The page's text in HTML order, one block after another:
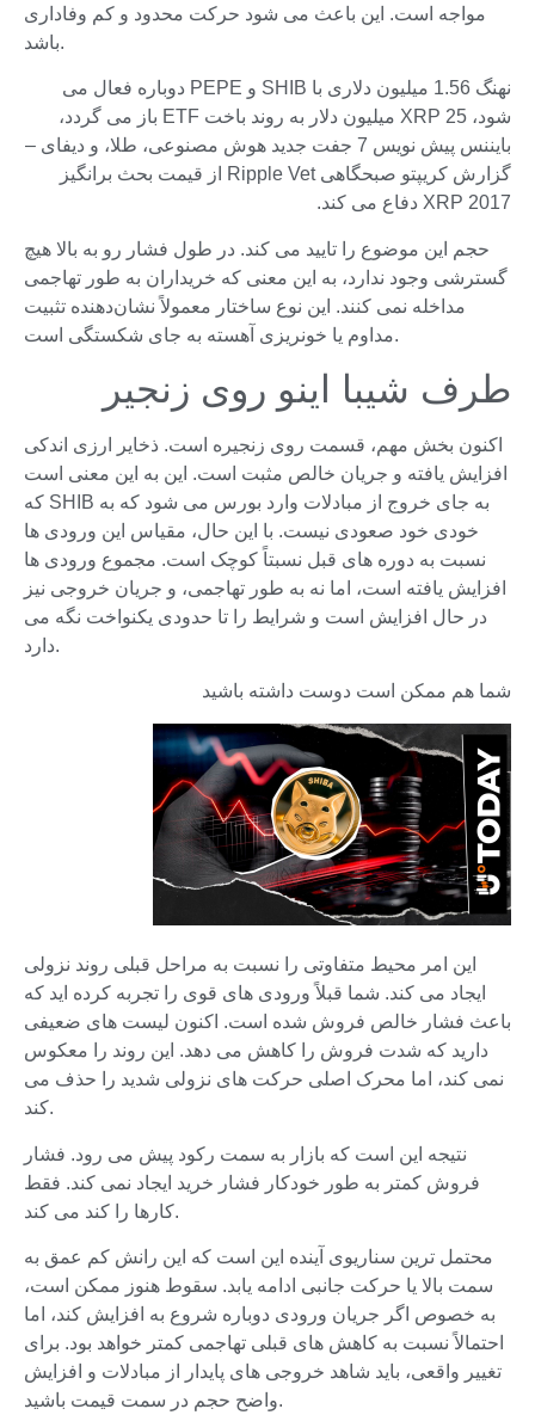
مواجه است. این باعث می شود حرکت محدود و کم وفاداری
باشد.
نهنگ 1.56 میلیون دلاری با SHIB و PEPE دوباره فعال می
شود، XRP 25 میلیون دلار به روند باخت ETF باز می گردد،
بایننس پیش نویس 7 جفت جدید هوش مصنوعی، طلا، و دیفای –
گزارش کریپتو صبحگاهی Ripple Vet از قیمت بحث برانگیز
XRP 2017 دفاع می کند.
حجم این موضوع را تایید می کند. در طول فشار رو به بالا هیچ
گسترشی وجود ندارد، به این معنی که خریداران به طور تهاجمی
مداخله نمی کنند. این نوع ساختار معمولاً نشان‌دهنده تثبیت
مداوم یا خونریزی آهسته به جای شکستگی است.
طرف شیبا اینو روی زنجیر
اکنون بخش مهم، قسمت روی زنجیره است. ذخایر ارزی اندکی
افزایش یافته و جریان خالص مثبت است. این به این معنی است
که SHIB به جای خروج از مبادلات وارد بورس می شود که به
خودی خود صعودی نیست. با این حال، مقیاس این ورودی ها
نسبت به دوره های قبل نسبتاً کوچک است. مجموع ورودی ها
افزایش یافته است، اما نه به طور تهاجمی، و جریان خروجی نیز
در حال افزایش است و شرایط را تا حدودی یکنواخت نگه می
دارد.
شما هم ممکن است دوست داشته باشید
این امر محیط متفاوتی را نسبت به مراحل قبلی روند نزولی
ایجاد می کند. شما قبلاً ورودی های قوی را تجربه کرده اید که
باعث فشار خالص فروش شده است. اکنون لیست های ضعیفی
دارید که شدت فروش را کاهش می دهد. این روند را معکوس
نمی کند، اما محرک اصلی حرکت های نزولی شدید را حذف می
کند.
نتیجه این است که بازار به سمت رکود پیش می رود. فشار
فروش کمتر به طور خودکار فشار خرید ایجاد نمی کند. فقط
کارها را کند می کند.
محتمل ترین سناریوی آینده این است که این رانش کم عمق به
سمت بالا یا حرکت جانبی ادامه یابد. سقوط هنوز ممکن است،
به خصوص اگر جریان ورودی دوباره شروع به افزایش کند، اما
احتمالاً نسبت به کاهش های قبلی تهاجمی کمتر خواهد بود. برای
تغییر واقعی، باید شاهد خروجی های پایدار از مبادلات و افزایش
واضح حجم در سمت قیمت باشید.